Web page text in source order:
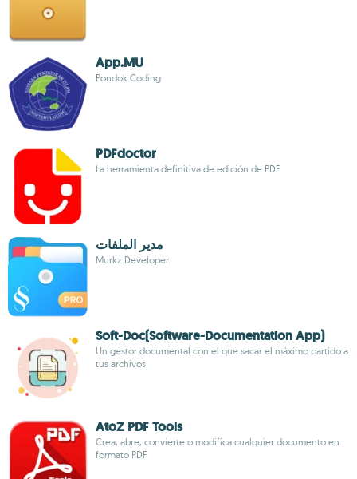
App.MU
Pondok Coding
PDFdoctor
La herramienta definitiva de edición de PDF
مدير الملفات
Murkz Developer
Soft-Doc(Software-Documentation App)
Un gestor documental con el que sacar el máximo partido a
tus archivos
AtoZ PDF Tools
Crea, abre, convierte o modifica cualquier documento en
formato PDF